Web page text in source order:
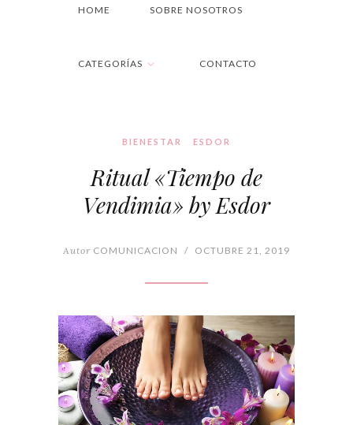
HOME SOBRE NOSOTROS
CATEGORÍAS CONTACTO
BIENESTAR ESDOR
Ritual «Tiempo de
Vendimia» by Esdor
Autor COMUNICACION / OCTUBRE 21, 2019